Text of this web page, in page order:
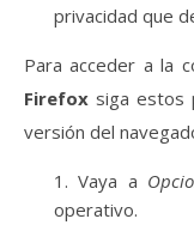
privacidad que
Para acceder a la
Firefox siga estos
versión del
Vaya a
operativo.